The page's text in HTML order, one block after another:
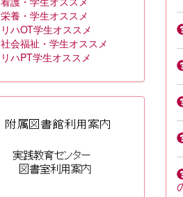
栄養・学生オススメ
リハOT学生オススメ
社会福祉・学生オススメ
リハPT学生オススメ